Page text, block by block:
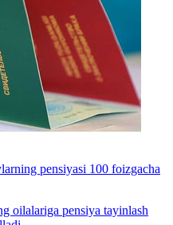
pensiyasi 100 foizgacha
oilalariga pensiya tayinlash